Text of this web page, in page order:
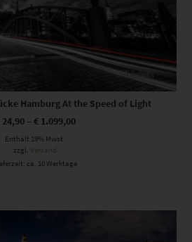
Hamburg At the Speed of Light
24,90– €1.099,00
Enthält 19% Mwst.
zzgl. Versand
ca. 10 Werktage
Dieses Produkt weist mehrere Varianten auf. Die Optionen können auf der Produktseite gewählt werden